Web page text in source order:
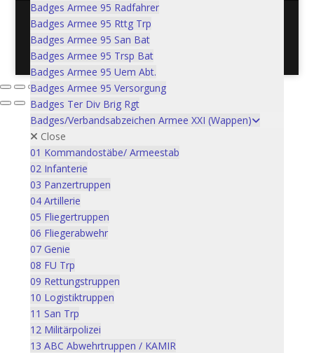
Badges Armee 95 Radfahrer
Badges Armee 95 Rttg Trp
Badges Armee 95 San Bat
Badges Armee 95 Trsp Bat
Badges Armee 95 Uem Abt.
Badges Armee 95 Versorgung
Badges Ter Div Brig Rgt
Badges/Verbandsabzeichen Armee XXI (Wappen)
Close
01 Kommandostäbe/ Armeestab
02 Infanterie
03 Panzertruppen
04 Artillerie
05 Fliegertruppen
06 Fliegerabwehr
07 Genie
08 FU Trp
09 Rettungstruppen
10 Logistiktruppen
11 San Trp
12 Militärpolizei
13 ABC Abwehrtruppen / KAMIR
Postadresse: Verein Schweizer Armeemuseum, 3600
Thun / Mail: info@armeemuseum.ch